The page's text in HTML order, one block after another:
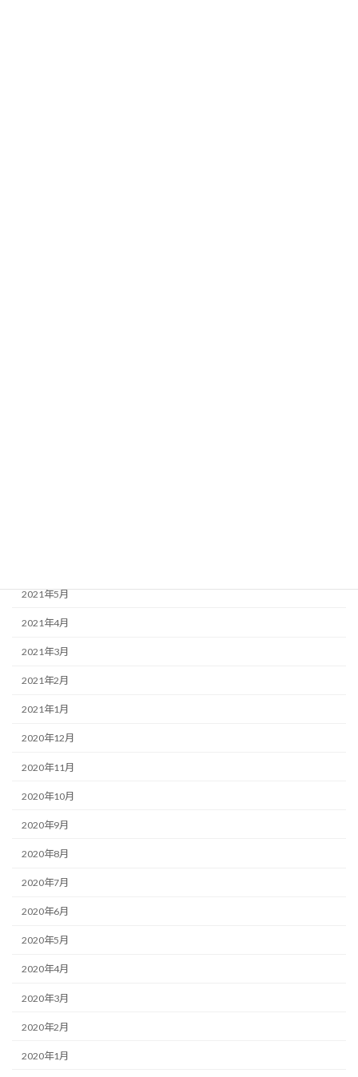
2021年5月
2021年4月
2021年3月
2021年2月
2021年1月
2020年12月
2020年11月
2020年10月
2020年9月
2020年8月
2020年7月
2020年6月
2020年5月
2020年4月
2020年3月
2020年2月
2020年1月